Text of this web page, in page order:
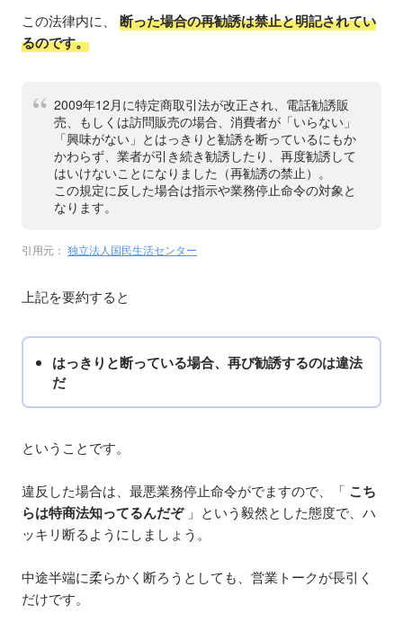
この法律内に、 断った場合の再勧誘は禁止と明記されてい
るのです。
2009年12月に特定商取引法が改正され、電話勧誘販
売、もしくは訪問販売の場合、消費者が「いらない」
「興味がない」とはっきりと勧誘を断っているにもか
かわらず、業者が引き続き勧誘したり、再度勧誘して
はいけないことになりました（再勧誘の禁止）。
この規定に反した場合は指示や業務停止命令の対象と
なります。
引用元： 独立法人国民生活センター
上記を要約すると
はっきりと断っている場合、再び勧誘するのは違法
だ
ということです。
違反した場合は、最悪業務停止命令がでますので、「 こち
らは特商法知ってるんだぞ」という毅然とした態度で、ハ
ッキリ断るようにしましょう。
中途半端に柔らかく断ろうとしても、営業トークが長引く
だけです。